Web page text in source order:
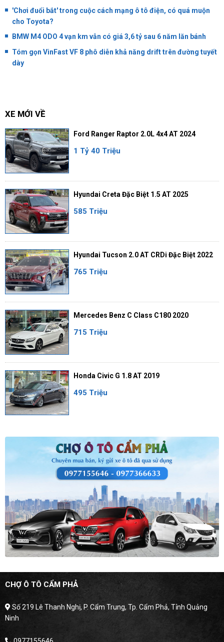
'Chơi đuổi bắt' trong cuộc cách mạng ô tô điện, có quá muộn
cho Toyota?
BMW M4 ODO 4 vạn km vẫn có giá 3,6 tỷ sau 6 năm lăn bánh
Tóm gọn VinFast VF 8 phô diễn khả năng drift trên đường tuyết
dày
XE MỚI VỀ
Ford Ranger Raptor 2.0L 4x4 AT 2024
1 Tỷ 40 Triệu
Hyundai Creta Đặc Biệt 1.5 AT 2025
585 Triệu
Hyundai Tucson 2.0 AT CRDi Đặc Biệt 2022
765 Triệu
Mercedes Benz C Class C180 2020
715 Triệu
Honda Civic G 1.8 AT 2019
495 Triệu
CHỢ Ô TÔ CẨM PHẢ
Số 219 Lê Thanh Nghị, P. Cẩm Trung, Tp. Cẩm Phả, Tỉnh Quảng
Ninh